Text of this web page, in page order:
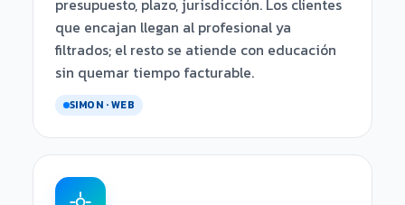
presupuesto, plazo, jurisdicción. Los clientes
que encajan llegan al profesional ya
filtrados; el resto se atiende con educación
sin quemar tiempo facturable.
SIMON · WEB